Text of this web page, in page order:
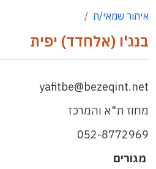
איתור שמאי/ת
בנג'ו (אלחדד) יפית
yafitbe@bezeqint.net
מחוז ת"א והמרכז
052-8772969
מגורים